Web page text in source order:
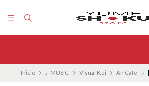
Inicio J-MUSIC Visual Kei An Cafe